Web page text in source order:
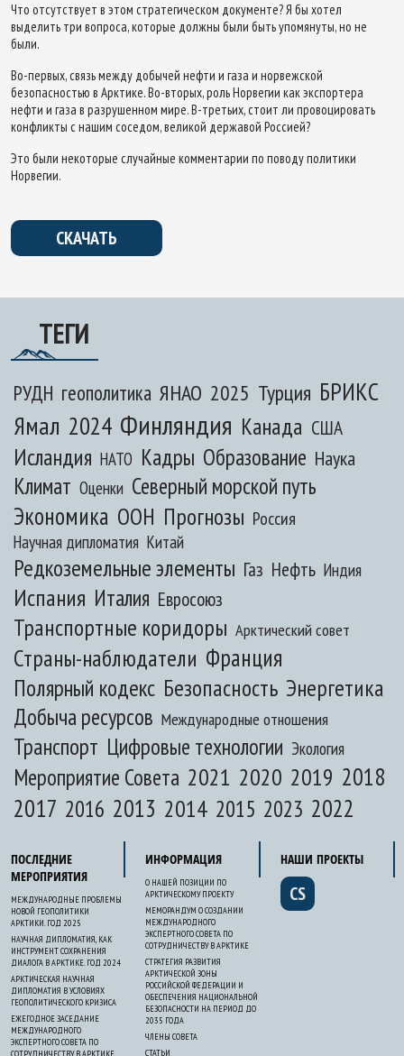
Что отсутствует в этом стратегическом документе? Я бы хотел
выделить три вопроса, которые должны были быть упомянуты, но не
были.
Во-первых, связь между добычей нефти и газа и норвежской
безопасностью в Арктике. Во-вторых, роль Норвегии как экспортера
нефти и газа в разрушенном мире. В-третьих, стоит ли провоцировать
конфликты с нашим соседом, великой державой Россией?
Это были некоторые случайные комментарии по поводу политики
Норвегии.
СКАЧАТЬ
ТЕГИ
РУДН геополитика ЯНАО 2025 Турция БРИКС
Ямал 2024 Финляндия Канада США
Исландия НАТО Кадры Образование Наука
Климат Оценки Северный морской путь
Экономика ООН Прогнозы Россия
Научная дипломатия Китай
Редкоземельные элементы Газ Нефть Индия
Испания Италия Евросоюз
Транспортные коридоры Арктический совет
Страны-наблюдатели Франция
Полярный кодекс Безопасность Энергетика
Добыча ресурсов Международные отношения
Транспорт Цифровые технологии Экология
Мероприятие Совета 2021 2020 2019 2018
2017 2016 2013 2014 2015 2023 2022
ПОСЛЕДНИЕ
МЕРОПРИЯТИЯ
МЕЖДУНАРОДНЫЕ ПРОБЛЕМЫ
НОВОЙ ГЕОПОЛИТИКИ
АРКТИКИ. ГОД 2025
НАУЧНАЯ ДИПЛОМАТИЯ, КАК
ИНСТРУМЕНТ СОХРАНЕНИЯ
ДИАЛОГА В АРКТИКЕ. ГОД 2024
АРКТИЧЕСКАЯ НАУЧНАЯ
ДИПЛОМАТИЯ В УСЛОВИЯХ
ГЕОПОЛИТИЧЕСКОГО КРИЗИСА
ЕЖЕГОДНОЕ ЗАСЕДАНИЕ
МЕЖДУНАРОДНОГО
ЭКСПЕРТНОГО СОВЕТА ПО
ИНФОРМАЦИЯ
О НАШЕЙ ПОЗИЦИИ ПО
АРКТИЧЕСКОМУ ПРОЕКТУ
МЕМОРАНДУМ О СОЗДАНИИ
МЕЖДУНАРОДНОГО
ЭКСПЕРТНОГО СОВЕТА ПО
СОТРУДНИЧЕСТВУ В АРКТИКЕ
СТРАТЕГИЯ РАЗВИТИЯ
АРКТИЧЕСКОЙ ЗОНЫ
РОССИЙСКОЙ ФЕДЕРАЦИИ И
ОБЕСПЕЧЕНИЯ НАЦИОНАЛЬНОЙ
БЕЗОПАСНОСТИ НА ПЕРИОД ДО
2035 ГОДА
ЧЛЕНЫ СОВЕТА
СТАТЬИ
НАШИ ПРОЕКТЫ
CS